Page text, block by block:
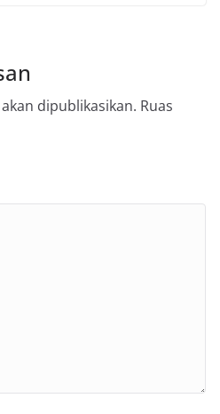
dipublikasikan. Ruas